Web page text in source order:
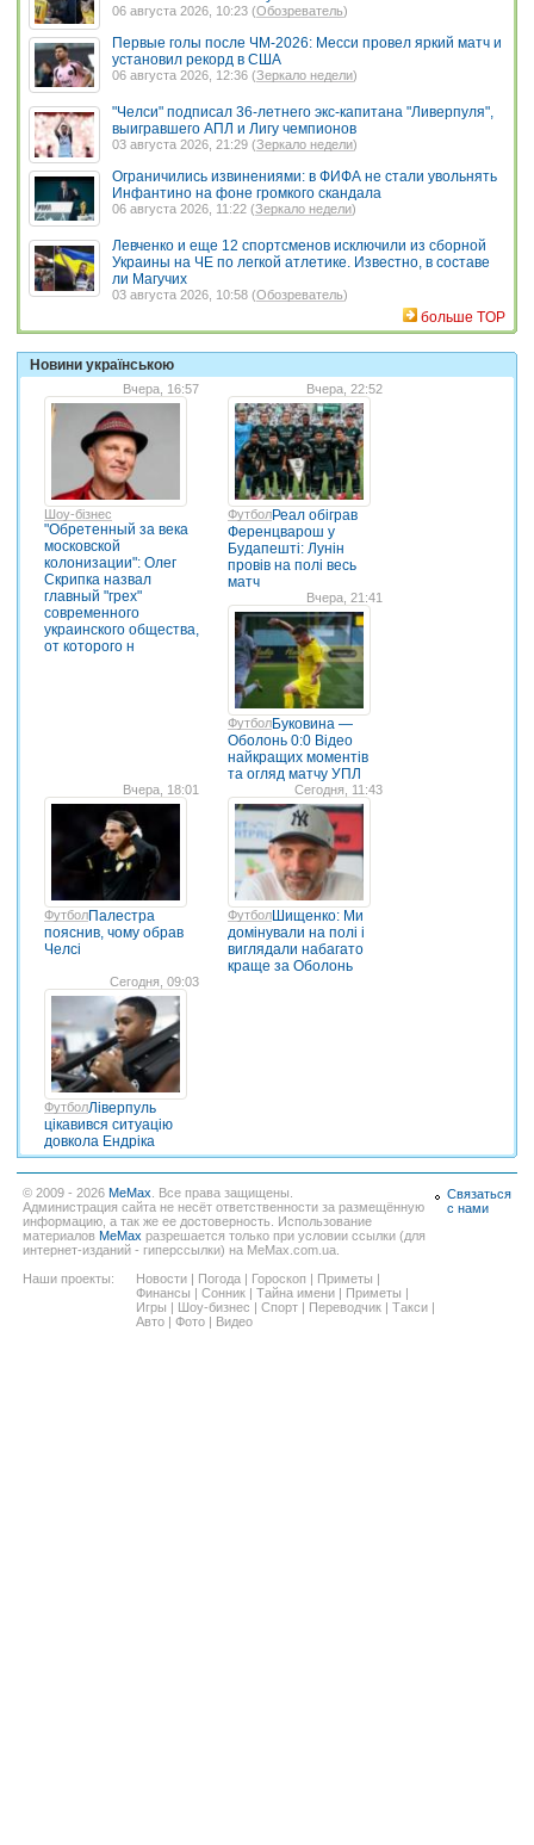
06 августа 2026, 10:23 (Обозреватель)
Первые голы после ЧМ-2026: Месси провел яркий матч и
установил рекорд в США
06 августа 2026, 12:36 (Зеркало недели)
"Челси" подписал 36-летнего экс-капитана "Ливерпуля",
выигравшего АПЛ и Лигу чемпионов
03 августа 2026, 21:29 (Зеркало недели)
Ограничились извинениями: в ФИФА не стали увольнять
Инфантино на фоне громкого скандала
06 августа 2026, 11:22 (Зеркало недели)
Левченко и еще 12 спортсменов исключили из сборной
Украины на ЧЕ по легкой атлетике. Известно, в составе
ли Магучих
03 августа 2026, 10:58 (Обозреватель)
больше TOP
Новини українською
Вчера, 16:57
Шоу-бізнес
"Обретенный за века
московской
колонизации": Олег
Скрипка назвал
главный "грех"
современного
украинского общества,
от которого н
Вчера, 22:52
ФутболРеал обіграв
Ференцварош у
Будапешті: Лунін
провів на полі весь
матч
Вчера, 21:41
ФутболБуковина —
Оболонь 0:0 Відео
найкращих моментів
та огляд матчу УПЛ
Вчера, 18:01
ФутболПалестра
пояснив, чому обрав
Челсі
Сегодня, 11:43
ФутболШищенко: Ми
домінували на полі і
виглядали набагато
краще за Оболонь
Сегодня, 09:03
ФутболЛіверпуль
цікавився ситуацію
довкола Ендріка
© 2009 - 2026 MeMax . Все права защищены.
Администрация сайта не несёт ответственности за размещённую
информацию, а так же ее достоверность. Использование
материалов MeMax разрешается только при условии ссылки (для
интернет-изданий - гиперссылки) на MeMax.com.ua.
Наши проекты:
Новости Погода Гороскоп Приметы
Финансы
Сонник Тайна имени Приметы
Игры
Шоу-бизнес Спорт Переводчик Такси
Авто
Фото Видео
Связаться
с нами